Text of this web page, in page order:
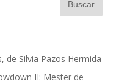
de Silvia Pazos Hermida
II: Mester de